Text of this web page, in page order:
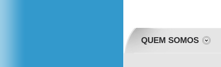
QUEM SOMOS